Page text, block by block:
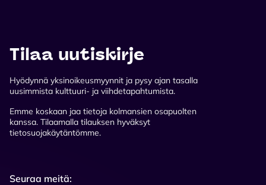
Tilaa uutiskirje
Hyödynnä yksinoikeusmyynnit ja pysy ajan tasalla
uusimmista kulttuuri- ja viihdetapahtumista.
Emme koskaan jaa tietoja kolmansien osapuolten
kanssa. Tilaamalla tilauksen hyväksyt
tietosuojakäytäntömme.
Seuraa meitä: